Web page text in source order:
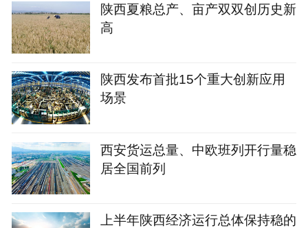
陕西夏粮总产、亩产双双创历史新
高
陕西发布首批15个重大创新应用
场景
西安货运总量、中欧班列开行量稳
居全国前列
上半年陕西经济运行总体保持稳的